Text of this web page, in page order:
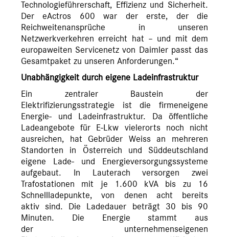
Technologieführerschaft, Effizienz und Sicherheit.
Der eActros 600 war der erste, der die
Reichweitenansprüche in unseren
Netzwerkverkehren erreicht hat – und mit dem
europaweiten Servicenetz von Daimler passt das
Gesamtpaket zu unseren Anforderungen.“
Unabhängigkeit durch eigene Ladeinfrastruktur
Ein zentraler Baustein der
Elektrifizierungsstrategie ist die firmeneigene
Energie- und Ladeinfrastruktur. Da öffentliche
Ladeangebote für E-Lkw vielerorts noch nicht
ausreichen, hat Gebrüder Weiss an mehreren
Standorten in Österreich und Süddeutschland
eigene Lade- und Energieversorgungssysteme
aufgebaut. In Lauterach versorgen zwei
Trafostationen mit je 1.600 kVA bis zu 16
Schnellladepunkte, von denen acht bereits
aktiv sind. Die Ladedauer beträgt 30 bis 90
Minuten. Die Energie stammt aus
der unternehmenseigenen